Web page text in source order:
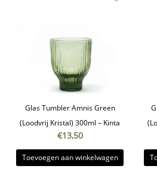
Glas Tumbler Amnis Green
(Loodvrij Kristal) 300ml – Kinta
€13,50
Toevoegen aan winkelwagen